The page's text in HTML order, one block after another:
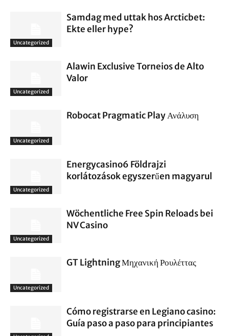
Uncategorized
Samdag med uttak hos Arcticbet:
Ekte eller hype?
Uncategorized
Alawin Exclusive Torneios de Alto
Valor
Uncategorized
Robocat Pragmatic Play Ανάλυση
Uncategorized
Energycasino6 Földrajzi
korlátozások egyszerűen magyarul
Uncategorized
Wöchentliche Free Spin Reloads bei
NV Casino
Uncategorized
GT Lightning Μηχανική Ρουλέττας
Cómo registrarse en Legiano casino:
Guía paso a paso para principiantes